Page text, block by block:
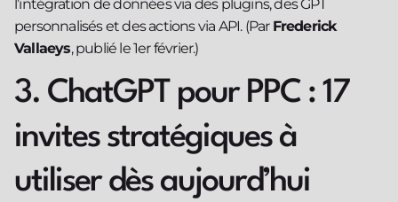
l’intégration de données via des plugins, des GPT
personnalisés et des actions via API. (Par Frederick
Vallaeys, publié le 1er février.)
3. ChatGPT pour PPC : 17
invites stratégiques à
utiliser dès aujourd’hui